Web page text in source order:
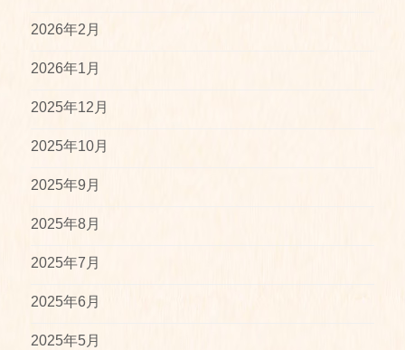
2026年2月
2026年1月
2025年12月
2025年10月
2025年9月
2025年8月
2025年7月
2025年6月
2025年5月